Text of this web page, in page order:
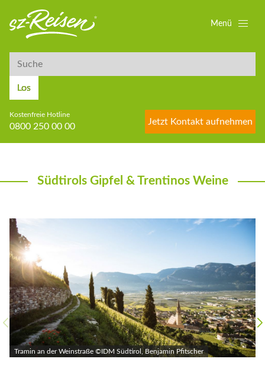
Suche
Los
Kostenfreie Hotline
0800 250 00 00
Jetzt Kontakt aufnehmen
Menü
Südtirols Gipfel & Trentinos Weine
Tramin an der Weinstraße ©IDM Südtirol, Benjamin Pfitscher